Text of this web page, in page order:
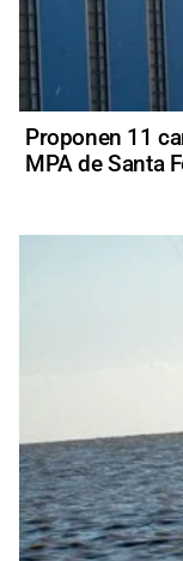
Proponen 11
MPA de Santa